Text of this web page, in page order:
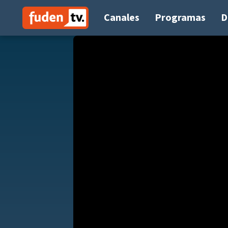
contenido
Canales Programas